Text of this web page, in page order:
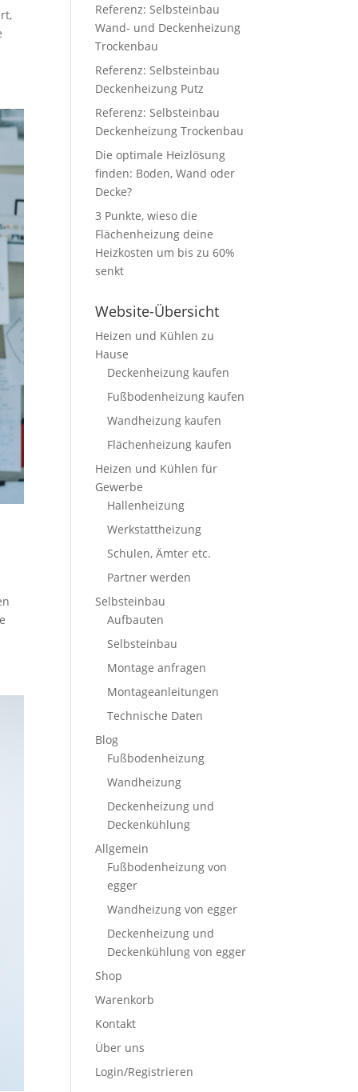
Referenz: Selbsteinbau
Wand- und Deckenheizung
Trockenbau
Referenz: Selbsteinbau
Deckenheizung Putz
Referenz: Selbsteinbau
Deckenheizung Trockenbau
Die optimale Heizlösung
finden: Boden, Wand oder
Decke?
3 Punkte, wieso die
Flächenheizung deine
Heizkosten um bis zu 60%
senkt
Website-Übersicht
Heizen und Kühlen zu
Hause
Deckenheizung kaufen
Fußbodenheizung kaufen
Wandheizung kaufen
Flächenheizung kaufen
Heizen und Kühlen für
Gewerbe
Hallenheizung
Werkstattheizung
Schulen, Ämter etc.
Partner werden
Selbsteinbau
Aufbauten
Selbsteinbau
Montage anfragen
Montageanleitungen
Technische Daten
Blog
Fußbodenheizung
Wandheizung
Deckenheizung und
Deckenkühlung
Allgemein
Fußbodenheizung von
egger
Wandheizung von egger
Deckenheizung und
Deckenkühlung von egger
Shop
Warenkorb
Kontakt
Über uns
Login/Registrieren